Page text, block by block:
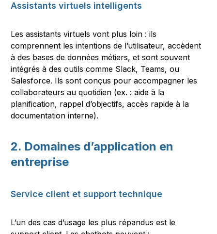
Assistants virtuels intelligents
Les assistants virtuels vont plus loin : ils
comprennent les intentions de l’utilisateur, accèdent
à des bases de données métiers, et sont souvent
intégrés à des outils comme Slack, Teams, ou
Salesforce. Ils sont conçus pour accompagner les
collaborateurs au quotidien (ex. : aide à la
planification, rappel d’objectifs, accès rapide à la
documentation interne).
2. Domaines d’application en
entreprise
Service client et support technique
L’un des cas d’usage les plus répandus est le